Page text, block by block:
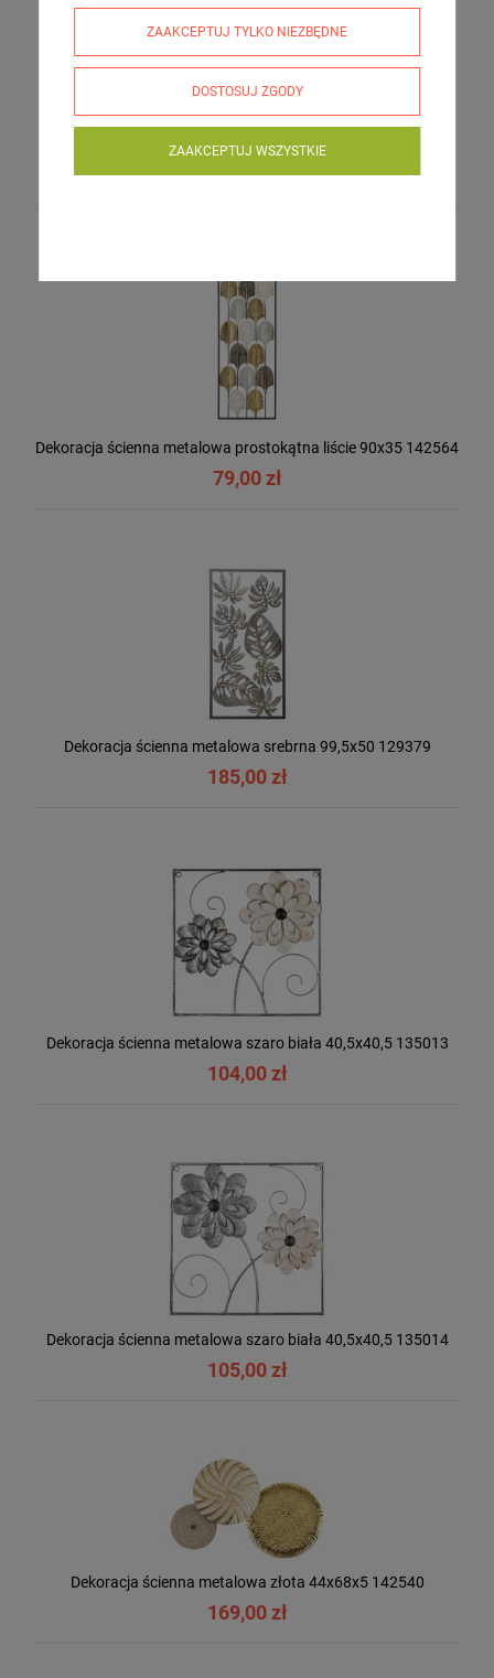
Dekoracja ścienna metalowa lustra 51x127x7 143950
269,00 zł
Dekoracja ścienna metalowa prostokątna liście 90x35 142564
79,00 zł
Dekoracja ścienna metalowa srebrna 99,5x50 129379
185,00 zł
Dekoracja ścienna metalowa szaro biała 40,5x40,5 135013
104,00 zł
Dekoracja ścienna metalowa szaro biała 40,5x40,5 135014
105,00 zł
Dekoracja ścienna metalowa złota 44x68x5 142540
169,00 zł
ZAAKCEPTUJ TYLKO NIEZBĘDNE
DOSTOSUJ ZGODY
ZAAKCEPTUJ WSZYSTKIE